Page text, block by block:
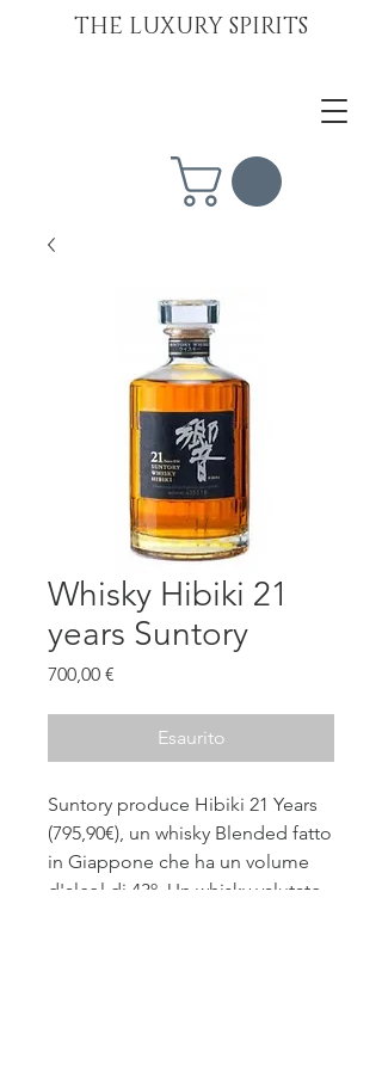
THE LUXURY SPIRITS
Whisky Hibiki 21
years Suntory
700,00 €
Esaurito
Suntory produce Hibiki 21 Years
(795,90€), un whisky Blended fatto
in Giappone che ha un volume
d'alcol di 43º. Un whisky valutato